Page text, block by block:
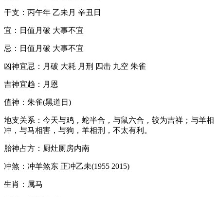
干支：丙午年 乙未月 辛丑日
宜：日值月破 大事不宜
忌：日值月破 大事不宜
凶神宜忌：月破 大耗 月刑 四击 九空 朱雀
吉神宜趋：月恩
值神：朱雀(黑道日)
地支关系：今天与鸡，蛇半合，与鼠六合，较为吉祥；与羊相
冲，与马相害，与狗，羊相刑，不太有利。
胎神占方：厨灶厕房内南
冲煞：冲羊煞东 正冲乙未(1955 2015)
生肖：属马